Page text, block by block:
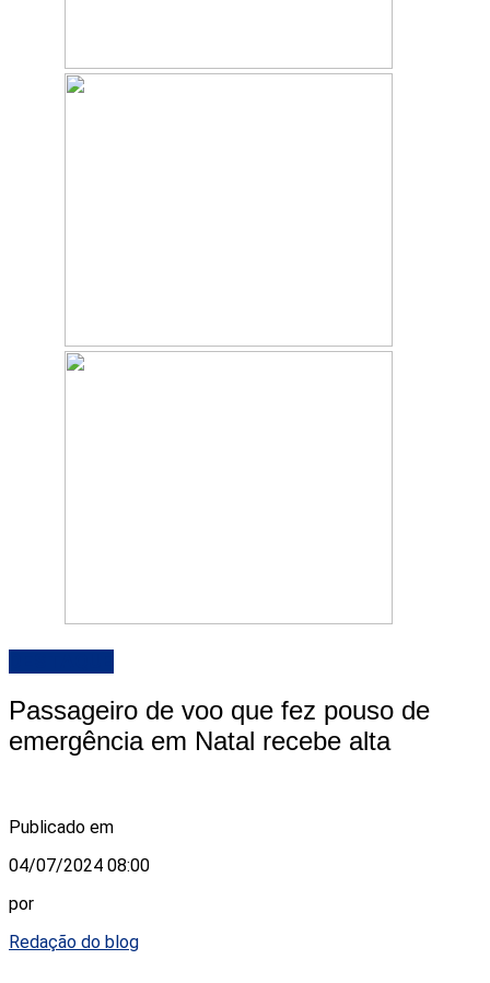
Passageiro de voo que fez pouso de
emergência em Natal recebe alta
Publicado em
04/07/2024 08:00
por
Redação do blog